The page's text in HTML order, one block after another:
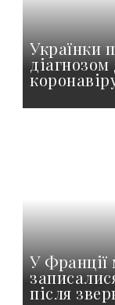
Українки
У
після